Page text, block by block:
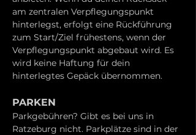
am zentralen Verpflegungspunkt
hinterlegst, erfolgt eine Rückführung
zum Start/Ziel frühestens, wenn der
Verpflegungspunkt abgebaut wird. Es
wird keine Haftung für dein
hinterlegtes Gepäck übernommen.
PARKEN
Parkgebühren? Gibt es bei uns in
Ratzeburg nicht. Parkplätze sind in der